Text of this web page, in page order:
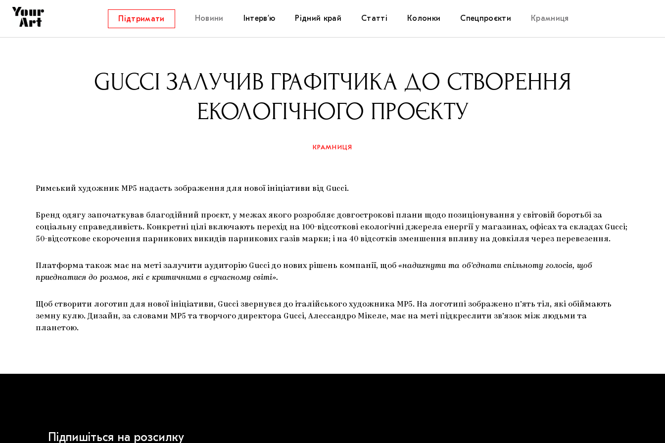
Підтримати Новини Інтерв’ю
Куратори
Архітектура
Рідний край
Самоорганізації
Освіта
Галереї
Артцентри
Статті
Коментарі
Історії
Колонки Спецпроєкти
Запалення
Як підтримувати українське мистецтво
Крамниця
GUCCI ЗАЛУЧИВ ГРАФІТЧИКА ДО СТВОРЕННЯ
ЕКОЛОГІЧНОГО ПРОЄКТУ
КРАМНИЦЯ
Римський художник MP5 надасть зображення для нової ініціативи від Gucci.
Бренд одягу започаткував благодійний проєкт, у межах якого розробляє довгострокові плани щодо позиціонування у світовій боротьбі за
соціальну справедливість. Конкретні цілі включають перехід на 100-відсоткові екологічні джерела енергії у магазинах, офісах та складах Gucci;
50-відсоткове скорочення парникових викидів парникових газів марки; і на 40 відсотків зменшення впливу на довкілля через перевезення.
Платформа також має на меті залучити аудиторію Gucci до нових рішень компанії, щоб «надихнути та об’єднати спільноту голосів, щоб
приєднатися до розмов, які є критичними в сучасному світі».
Щоб створити логотип для нової ініціативи, Gucci звернувся до італійського художника MP5. На логотипі зображено п’ять тіл, які обіймають
земну кулю. Дизайн, за словами MP5 та творчого директора Gucci, Алессандро Мікеле, має на меті підкреслити зв’язок між людьми та
планетою.
Підпишіться на розсилку